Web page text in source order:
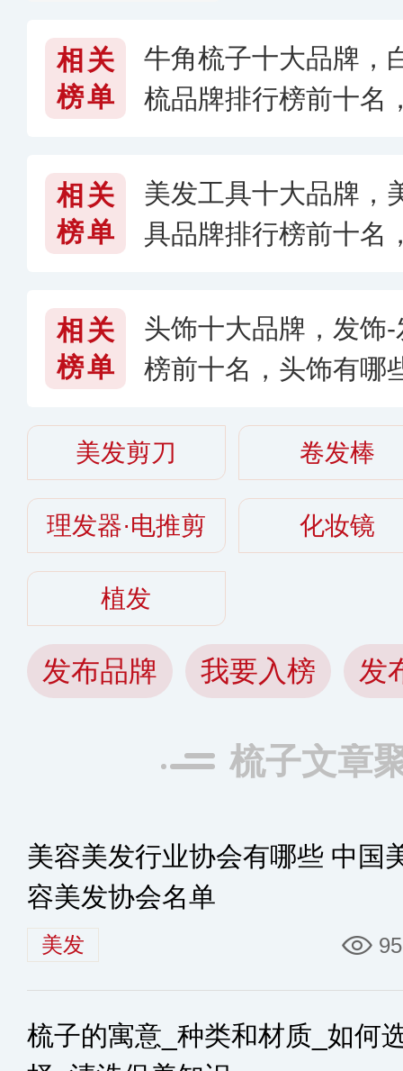
相关
榜单
牛角梳子十大品牌，
梳品牌排行榜前十名
相关
榜单
美发工具十大品牌，
具品牌排行榜前十名
相关
榜单
头饰十大品牌，发饰
榜前十名，头饰有哪
美发剪刀 卷发棒
理发器·电推剪 化妆镜
植发
发布品牌 我要入榜 发
梳子文章
美容美发行业协会有哪些 中国
容美发协会名单
美发
梳子的寓意_种类和材质_如何